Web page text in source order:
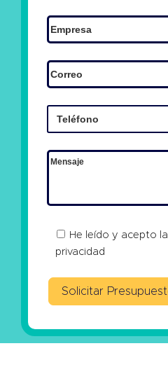
He leído y acepto la
privacidad